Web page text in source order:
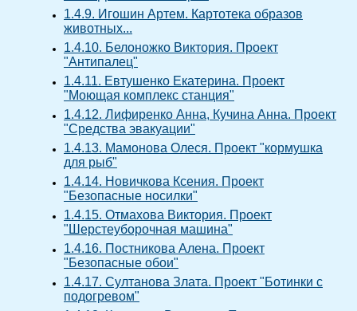
1.4.9. Игошин Артем. Картотека образов
животных...
1.4.10. Белоножко Виктория. Проект
"Антипалец"
1.4.11. Евтушенко Екатерина. Проект
"Моющая комплекс станция"
1.4.12. Лифиренко Анна, Кучина Анна. Проект
"Средства эвакуации"
1.4.13. Мамонова Олеся. Проект "кормушка
для рыб"
1.4.14. Новичкова Ксения. Проект
"Безопасные носилки"
1.4.15. Отмахова Виктория. Проект
"Шерстеуборочная машина"
1.4.16. Постникова Алена. Проект
"Безопасные обои"
1.4.17. Султанова Злата. Проект "Ботинки с
подогревом"